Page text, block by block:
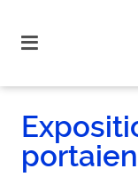
site
menu
aller au
contenu